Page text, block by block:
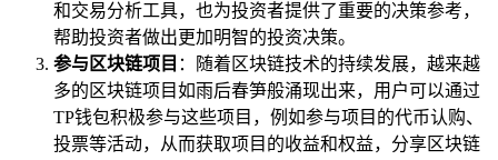
和交易分析工具，也为投资者提供了重要的决策参考，
帮助投资者做出更加明智的投资决策。
参与区块链项目 ：随着区块链技术的持续发展，越来越
多的区块链项目如雨后春笋般涌现出来，用户可以通过
TP钱包积极参与这些项目，例如参与项目的代币认购、
投票等活动，从而获取项目的收益和权益，分享区块链